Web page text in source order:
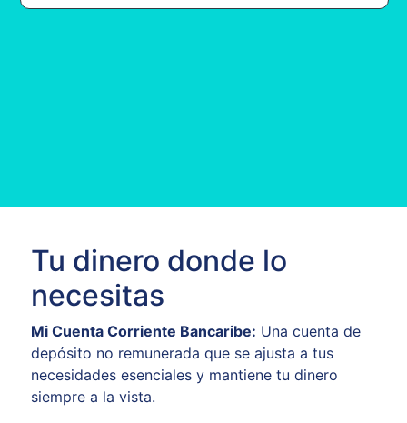
Tu dinero donde lo
necesitas
Mi Cuenta Corriente Bancaribe: Una cuenta de
depósito no remunerada que se ajusta a tus
necesidades esenciales y mantiene tu dinero
siempre a la vista.